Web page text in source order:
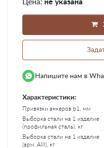
Цена: не указана
Напишите нам в
Характеристики:
Привязки анкеров b1, мм
Выборка стали на 1 изделие
(профильная сталь), кг
Выборка стали на 1 изделие
(арм. AIII), кг